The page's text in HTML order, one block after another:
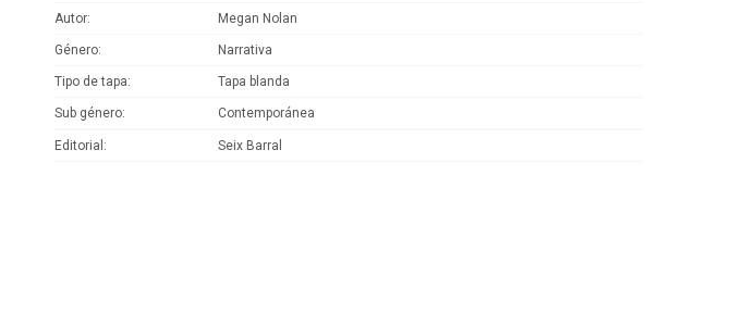
Autor Megan Nolan
Género Narrativa
Tipo de tapa Tapa blanda
Sub género Contemporánea
Editorial Seix Barral